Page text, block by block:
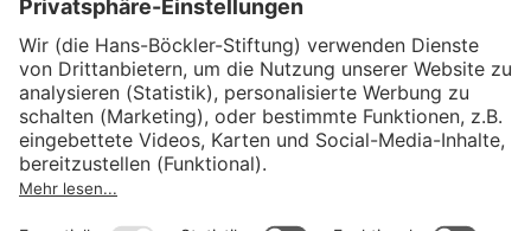
Wirtschafts- und Sozialwissenschaftliches Institut
Institut für Makroökonomie und
Konjunkturforschung